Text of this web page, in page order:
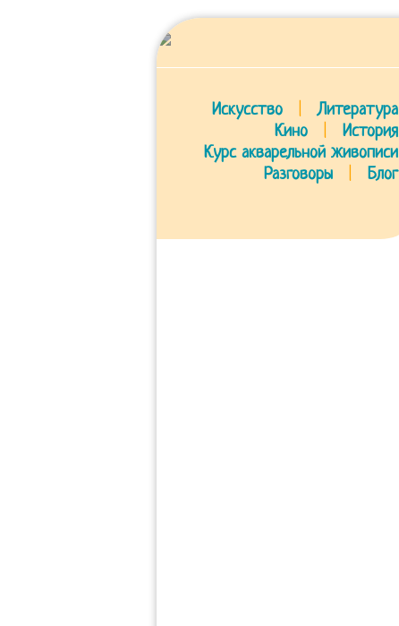
Искусство
Литература
Кино
История
Курс акварельной живописи
Разговоры
Блог